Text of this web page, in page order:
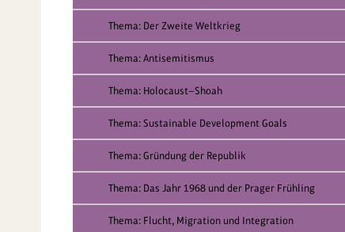
Thema: Der Zweite Weltkrieg
Thema: Antisemitismus
Thema: Holocaust—Shoah
Thema: Sustainable Development Goals
Thema: Gründung der Republik
Thema: Das Jahr 1968 und der Prager Frühling
Thema: Flucht, Migration und Integration